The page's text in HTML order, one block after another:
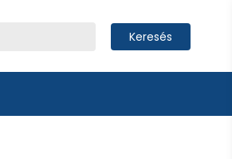
Keresés